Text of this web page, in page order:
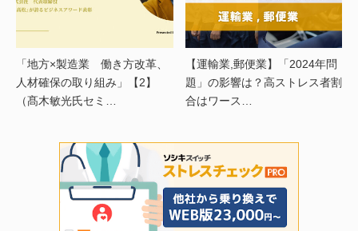
「地方×製造業 働き方改革、
人材確保の取り組み」【2】
（髙木敏光氏セミ…
【運輸業,郵便業】「2024年問
題」の影響は？高ストレス者割
合はワース…